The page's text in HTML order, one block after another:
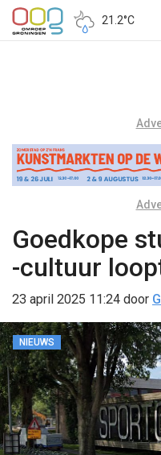
21.2°C
Goedkope
-cultuur
23 april 2025 11:24 door
NIEUWS